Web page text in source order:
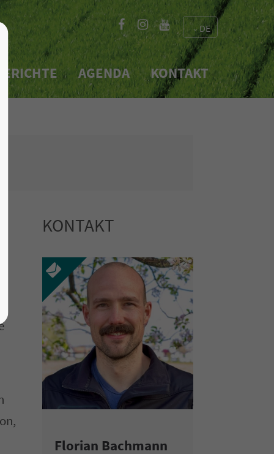
600
About us
Lorem ipsum dolor sit
amet, consectetuer
montes, nascetur ridiculus
mus. Donec quam felis,
ultricies nec.
DE
AGENDA KONTAKT
KONTAKT
Florian Bachmann